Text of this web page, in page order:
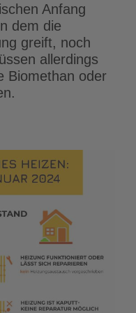
Anfang
dem die
greift, noch
allerdings
Biomethan oder